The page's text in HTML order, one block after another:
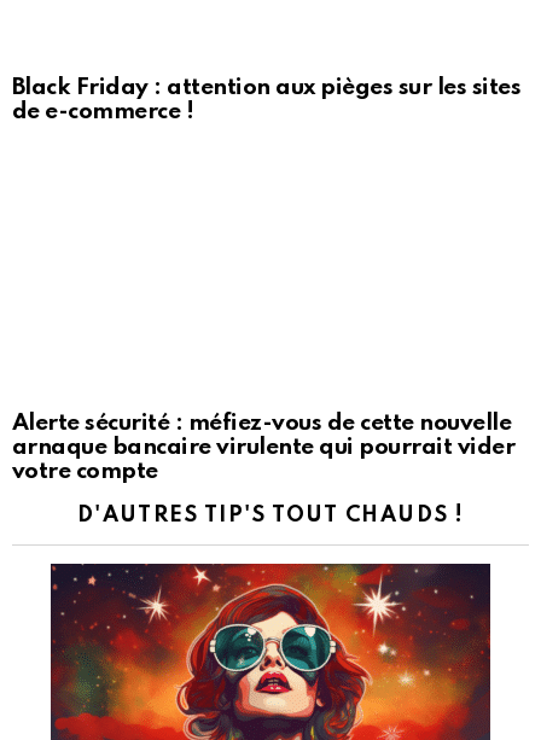
Black Friday : attention aux pièges sur les sites
de e-commerce !
Alerte sécurité : méfiez-vous de cette nouvelle
arnaque bancaire virulente qui pourrait vider
votre compte
D'AUTRES TIP'S TOUT CHAUDS !